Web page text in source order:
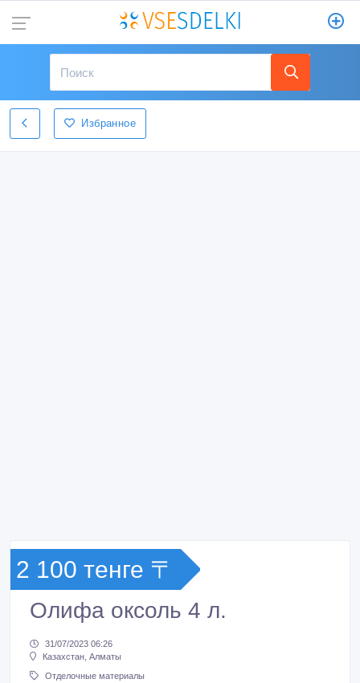
Избранное
2 100 тенге 〒
Олифа оксоль 4 л.
31/07/2023 06:26
Казахстан, Алматы
Отделочные материалы